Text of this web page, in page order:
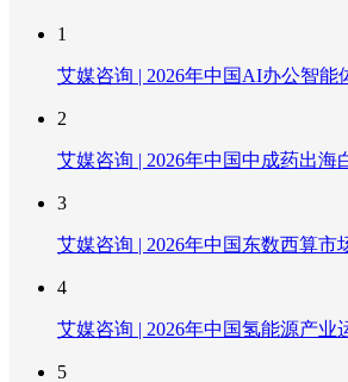
1
艾媒咨询 | 2026年中国AI办公智能
2
艾媒咨询 | 2026年中国中成药出海
3
艾媒咨询 | 2026年中国东数西算
4
艾媒咨询 | 2026年中国氢能源产
5